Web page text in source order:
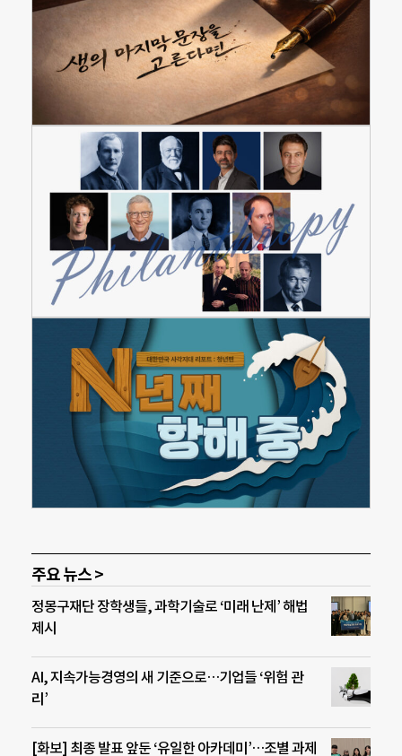
주요 뉴스 >
정몽구재단 장학생들, 과학기술로 ‘미래 난제’ 해법
제시
AI, 지속가능경영의 새 기준으로…기업들 ‘위험 관
리’
[화보] 최종 발표 앞둔 ‘유일한 아카데미’…조별 과제